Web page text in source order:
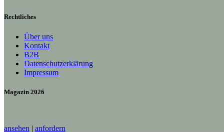
Rechtliches
Über uns
Kontakt
B2B
Datenschutzerklärung
Impressum
Magazin 2026
ansehen | anfordern